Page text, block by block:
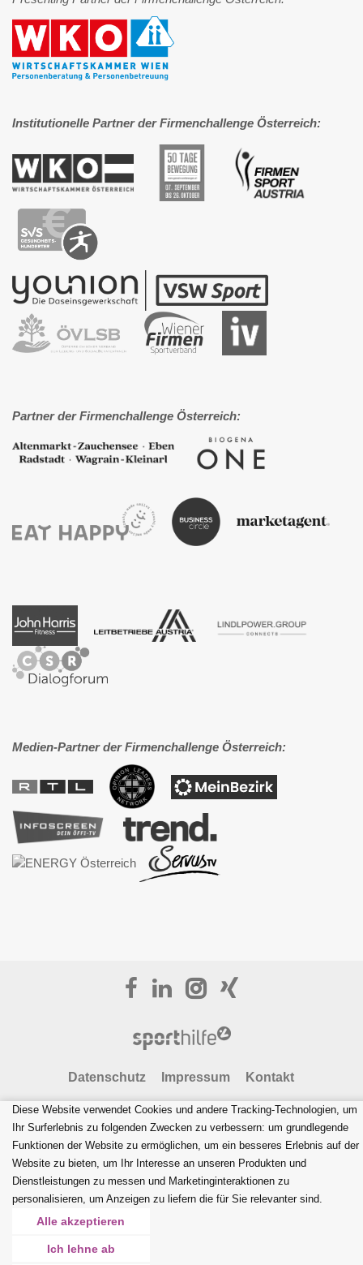
Diese Website verwendet Cookies und andere Tracking-Technologien, um
Ihr Surferlebnis zu folgenden Zwecken zu verbessern: um grundlegende
Funktionen der Website zu ermöglichen um ein besseres Erlebnis auf der
Website zu bieten um Ihr Interesse an unseren Produkten und
Dienstleistungen zu messen und Marketinginteraktionen zu
personalisieren um Anzeigen zu liefern die für Sie relevanter sind
Alle akzeptieren
Ich lehne ab
Institutionelle Partner der Firmenchallenge Österreich:
Partner der Firmenchallenge Österreich:
Medien-Partner der Firmenchallenge Österreich:
Datenschutz Impressum Kontakt
website bybestHeads